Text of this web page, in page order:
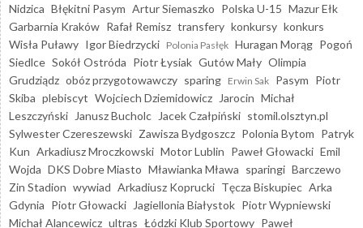
Nidzica Błękitni Pasym Artur Siemaszko Polska U-15 Mazur Ełk
Garbarnia Kraków Rafał Remisz transfery konkursy konkurs
Wisła Puławy Igor Biedrzycki Polonia Pasłęk Huragan Morąg Pogoń
Siedlce Sokół Ostróda Piotr Łysiak Gutów Mały Olimpia
Grudziądz obóz przygotowawczy sparing Erwin Sak Pasym Piotr
Skiba plebiscyt Wojciech Dziemidowicz Jarocin Michał
Leszczyński
Janusz Bucholc Jacek Czałpiński stomil.olsztyn.pl
Sylwester Czereszewski Zawisza Bydgoszcz Polonia Bytom Patryk
Kun Arkadiusz Mroczkowski Motor Lublin Paweł Głowacki Emil
Wojda DKS Dobre Miasto Mławianka Mława sparingi Barczewo
Zin Stadion wywiad Arkadiusz Koprucki Tęcza Biskupiec Arka
Gdynia Piotr Głowacki Jagiellonia Białystok Piotr Wypniewski
Michał Alancewicz ultras Łódzki Klub Sportowy Paweł